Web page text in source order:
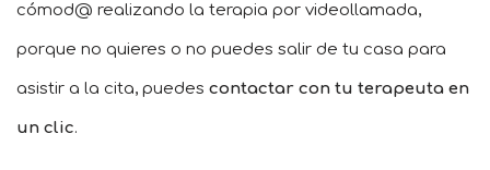
cómod@ realizando la terapia por videollamada,
porque no quieres o no puedes salir de tu casa para
asistir a la cita, puedes contactar con tu terapeuta en
un clic.